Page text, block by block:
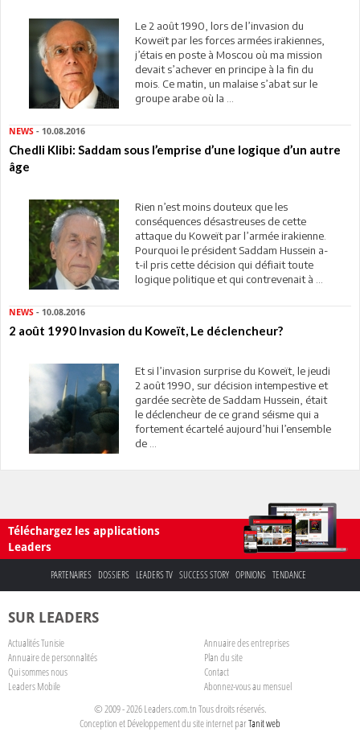
Le 2 août 1990, lors de l’invasion du
Koweït par les forces armées irakiennes,
j’étais en poste à Moscou où ma mission
devait s’achever en principe à la fin du
mois. Ce matin, un malaise s’abat sur le
groupe arabe où la ...
NEWS - 10.08.2016
Chedli Klibi: Saddam sous l’emprise d’une logique d’un autre
âge
Rien n’est moins douteux que les
conséquences désastreuses de cette
attaque du Koweït par l’armée irakienne.
Pourquoi le président Saddam Hussein a-
t-il pris cette décision qui défiait toute
logique politique et qui contrevenait à ...
NEWS - 10.08.2016
2 août 1990 Invasion du Koweït, Le déclencheur?
Et si l’invasion surprise du Koweït, le jeudi
2 août 1990, sur décision intempestive et
gardée secrète de Saddam Hussein, était
le déclencheur de ce grand séisme qui a
fortement écartelé aujourd’hui l’ensemble
de ...
Téléchargez les applications
Leaders
PARTENAIRES DOSSIERS LEADERS TV SUCCESS STORY OPINIONS TENDANCE
SUR LEADERS
Actualités Tunisie
Annuaire des entreprises
Annuaire de personnalités
Plan du site
Qui sommes nous
Contact
Leaders Mobile
Abonnez-vous au mensuel
© 2009 - 2026 Leaders.com.tn Tous droits réservés.
Conception et Développement du site internet parTanit web